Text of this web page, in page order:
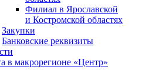
Филиал в Ярославской
и Костромской областях
Закупки
Банковские реквизиты
в макрорегионе «Центр»